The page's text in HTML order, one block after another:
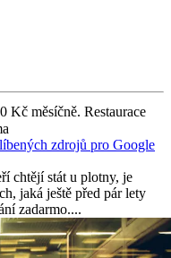
Kč měsíčně. Restaurace
zdrojů pro Google
chtějí stát u plotny, je
jaká ještě před pár lety
zadarmo....